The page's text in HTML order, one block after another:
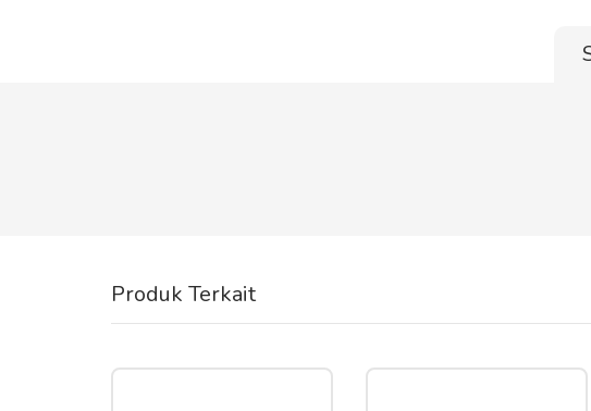
Produk Terkait